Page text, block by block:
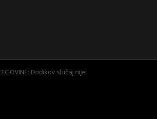
Dodikov slučaj nije